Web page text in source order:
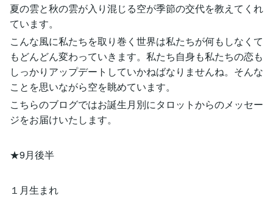
夏の雲と秋の雲が入り混じる空が季節の交代を教えてくれ
ています。
こんな風に私たちを取り巻く世界は私たちが何もしなくて
もどんどん変わっていきます。私たち自身も私たちの恋も
しっかりアップデートしていかねばなりませんね。そんな
ことを思いながら空を眺めています。
こちらのブログではお誕生月別にタロットからのメッセー
ジをお届けいたします。
★9月後半
１月生まれ